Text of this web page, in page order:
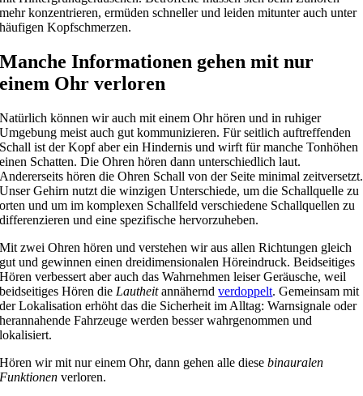
mehr konzentrieren, ermüden schneller und leiden mitunter auch unter
häufigen Kopfschmerzen.
Manche Informationen gehen mit nur
einem Ohr verloren
Natürlich können wir auch mit einem Ohr hören und in ruhiger
Umgebung meist auch gut kommunizieren. Für seitlich auftreffenden
Schall ist der Kopf aber ein Hindernis und wirft für manche Tonhöhen
einen Schatten. Die Ohren hören dann unterschiedlich laut.
Andererseits hören die Ohren Schall von der Seite minimal zeitversetzt.
Unser Gehirn nutzt die winzigen Unterschiede, um die Schallquelle zu
orten und um im komplexen Schallfeld verschiedene Schallquellen zu
differenzieren und eine spezifische hervorzuheben.
Mit zwei Ohren hören und verstehen wir aus allen Richtungen gleich
gut und gewinnen einen dreidimensionalen Höreindruck. Beidseitiges
Hören verbessert aber auch das Wahrnehmen leiser Geräusche, weil
beidseitiges Hören die Lautheitannäherndverdoppelt. Gemeinsam mit
der Lokalisation erhöht das die Sicherheit im Alltag: Warnsignale oder
herannahende Fahrzeuge werden besser wahrgenommen und
lokalisiert.
Hören wir mit nur einem Ohr, dann gehen alle diesebinauralen
Funktionen verloren.